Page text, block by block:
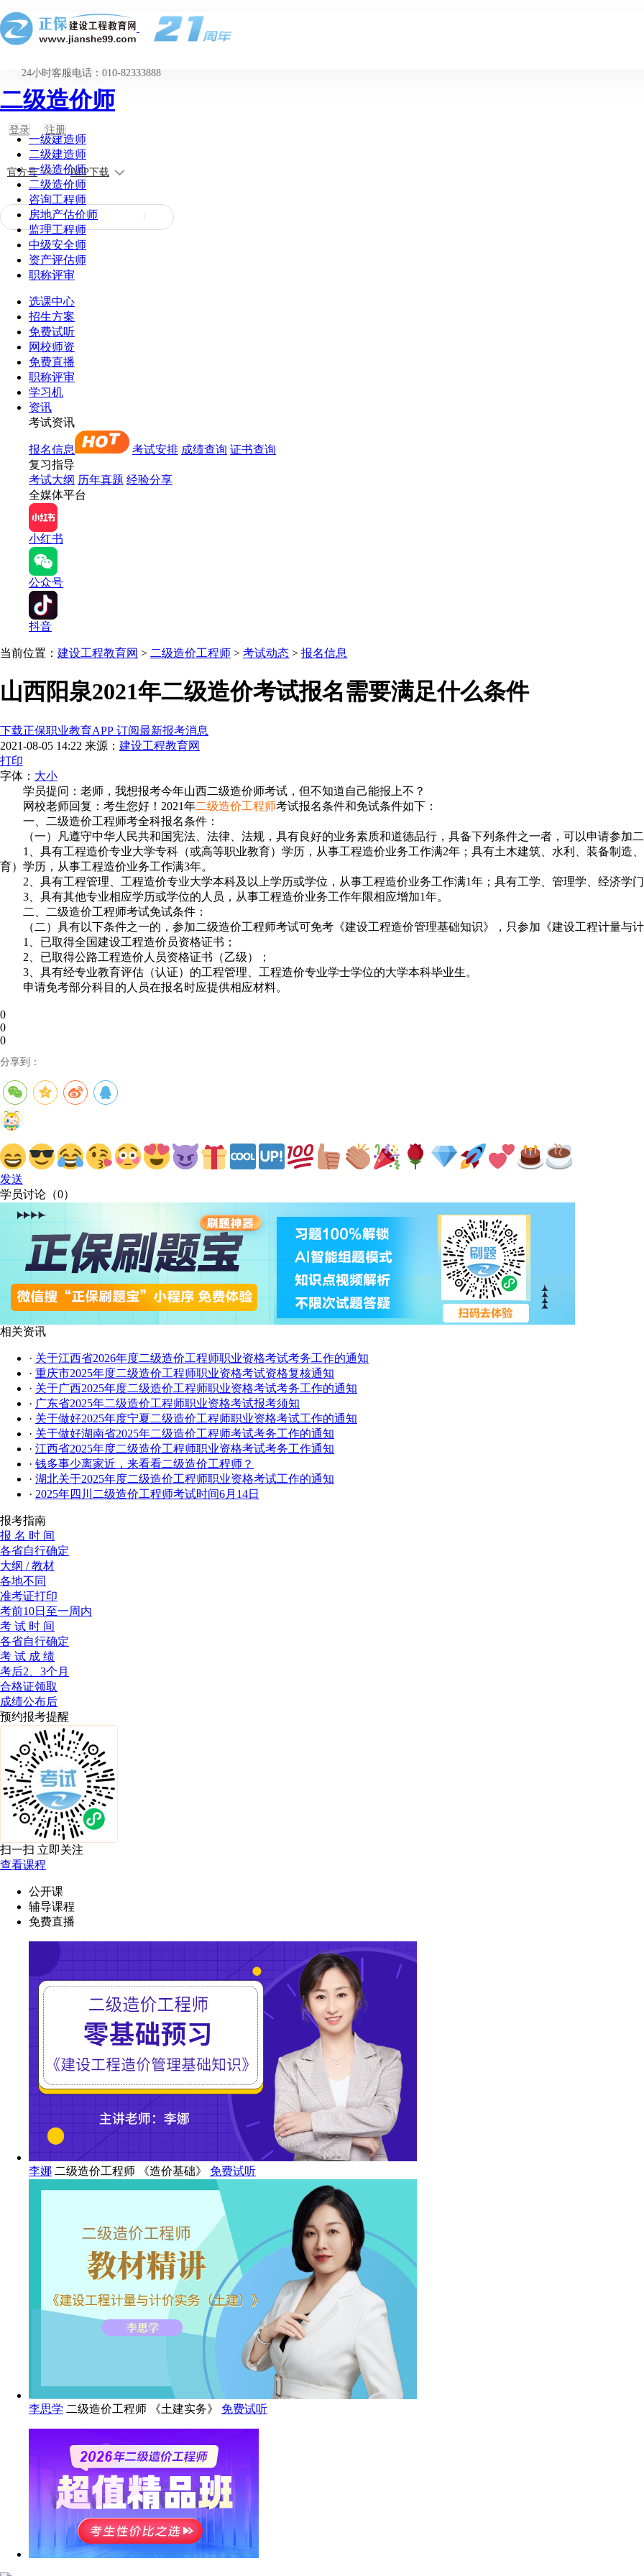
24小时客服电话：010-82333888
登录 注册
官方号 APP下载
二级造价师
一级建造师
二级建造师
一级造价师
二级造价师
咨询工程师
房地产估价师
监理工程师
中级安全师
资产评估师
职称评审
选课中心
招生方案
免费试听
网校师资
免费直播
职称评审
学习机
资讯
考试资讯
报名信息 考试安排 成绩查询 证书查询
复习指导
考试大纲 历年真题 经验分享
全媒体平台
小红书
公众号
抖音
当前位置： 建设工程教育网 > 二级造价工程师 > 考试动态 > 报名信息
山西阳泉2021年二级造价考试报名需要满足什么条件
下载正保职业教育APP 订阅最新报考消息
2021-08-05 14:22 来源： 建设工程教育网
打印
字体： 大小
学员提问：老师，我想报考今年山西二级造价师考试，但不知道自己能报上不？
网校老师回复：考生您好！2021年二级造价工程师考试报名条件和免试条件如下：
一、二级造价工程师考全科报名条件：
（一）凡遵守中华人民共和国宪法、法律、法规，具有良好的业务素质和道德品行，具备下列条件之一者，可以申请参加
1、具有工程造价专业大学专科（或高等职业教育）学历，从事工程造价业务工作满2年；具有土木建筑、水利、装备制造
育）学历，从事工程造价业务工作满3年。
2、具有工程管理、工程造价专业大学本科及以上学历或学位，从事工程造价业务工作满1年；具有工学、管理学、经济学
3、具有其他专业相应学历或学位的人员，从事工程造价业务工作年限相应增加1年。
二、二级造价工程师考试免试条件：
（二）具有以下条件之一的，参加二级造价工程师考试可免考《建设工程造价管理基础知识》，只参加《建设工程计量与
1、已取得全国建设工程造价员资格证书；
2、已取得公路工程造价人员资格证书（乙级）；
3、具有经专业教育评估（认证）的工程管理、工程造价专业学士学位的大学本科毕业生。
申请免考部分科目的人员在报名时应提供相应材料。
0
0
0
分享到：
发送
学员讨论（0）
相关资讯
· 关于江西省2026年度二级造价工程师职业资格考试考务工作的通知
· 重庆市2025年度二级造价工程师职业资格考试资格复核通知
· 关于广西2025年度二级造价工程师职业资格考试考务工作的通知
· 广东省2025年二级造价工程师职业资格考试报考须知
· 关于做好2025年度宁夏二级造价工程师职业资格考试工作的通知
· 关于做好湖南省2025年二级造价工程师考试考务工作的通知
· 江西省2025年度二级造价工程师职业资格考试考务工作通知
· 钱多事少离家近，来看看二级造价工程师？
· 湖北关于2025年度二级造价工程师职业资格考试工作的通知
· 2025年四川二级造价工程师考试时间6月14日
报考指南
报 名 时 间
各省自行确定
大纲 / 教材
各地不同
准考证打印
考前10日至一周内
考 试 时 间
各省自行确定
考 试 成 绩
考后2、3个月
合格证领取
成绩公布后
预约报考提醒
扫一扫 立即关注
查看课程
公开课
辅导课程
免费直播
李娜 二级造价工程师 《造价基础》 免费试听
李思学 二级造价工程师 《土建实务》 免费试听